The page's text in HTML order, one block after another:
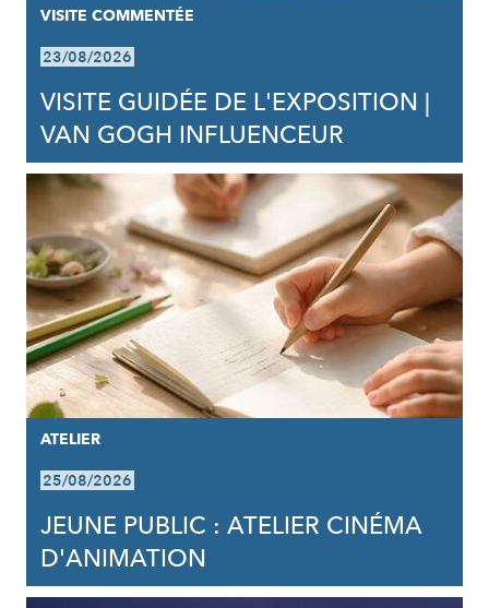
VISITE COMMENTÉE
23/08/2026
VISITE GUIDÉE DE L'EXPOSITION |
VAN GOGH INFLUENCEUR
ATELIER
25/08/2026
JEUNE PUBLIC : ATELIER CINÉMA
D'ANIMATION